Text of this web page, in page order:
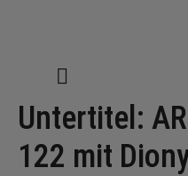
Untertitel:
122 mit